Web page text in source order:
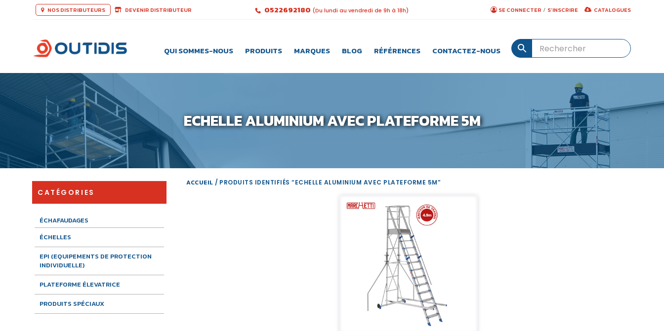
NOS DISTRIBUTEURS DEVENIR DISTRIBUTEUR 0522692180 (Du lundi au vendredi de 9h à 18h) SE CONNECTER / S’INSCRIRE CATALOGUES
QUI SOMMES-NOUS PRODUITS MARQUES BLOG RÉFÉRENCES CONTACTEZ-NOUS
ECHELLE ALUMINIUM AVEC PLATEFORME 5M
CATÉGORIES
PRODUITS SPÉCIAUX
PLATEFORME ÉLEVATRICE
EPI (EQUIPEMENTS DE PROTECTION
INDIVIDUELLE)
ÉCHELLES
ÉCHAFAUDAGES
ACCUEIL / PRODUITS IDENTIFIÉS “ECHELLE ALUMINIUM AVEC PLATEFORME 5M”